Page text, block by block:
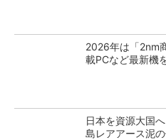
2026年は「2nm
載PCなど最新機
日本を資源大国
島レアアース泥